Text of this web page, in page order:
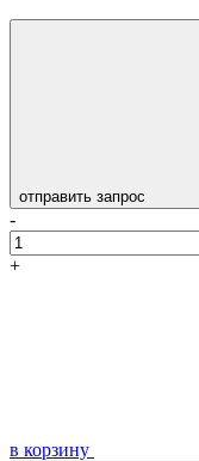
отправить запрос
-
+
в корзину